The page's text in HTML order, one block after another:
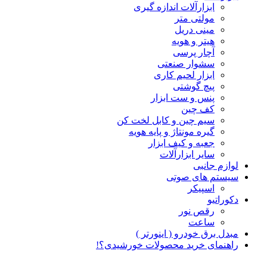
ابزارآلات اندازه گیری
مولتی متر
مینی دریل
هیتر و هویه
آچار پرسی
سشوار صنعتی
ابزار لحیم کاری
پیچ گوشتی
پنس و ست ابزار
کف چین
سیم چین و کابل لخت کن
گیره مونتاژ و پایه هویه
جعبه و کیف ابزار
سایر ابزارآلات
لوازم جانبی
سیستم های صوتی
اسپیکر
دکوراتیو
رقص نور
ساعت
مبدل برق خودرو ( اینورتر )
راهنمای خرید محصولات خورشیدی؟!